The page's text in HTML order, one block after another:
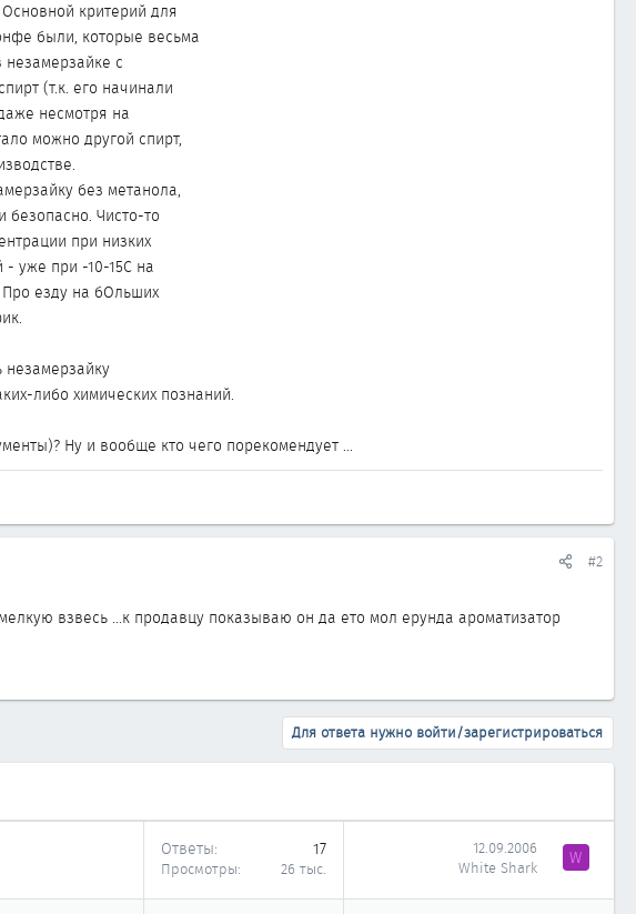
критерий для
были, которые весьма
незамерзайке с
(т.к. его начинали
несмотря на
можно другой спирт,
без метанола,
безопасно. Чисто-то
при низких
- уже при -10-15С на
езду на бОльших
незамерзайку
либо химических познаний.
Ну и вообще кто чего порекомендует ...
#2
взвесь ...к продавцу показываю он да ето мол ерунда ароматизатор
Для ответа нужно войти/зарегистрироваться
Ответы 17
Просмотры 26 тыс.
12.09.2006
White Shark
W